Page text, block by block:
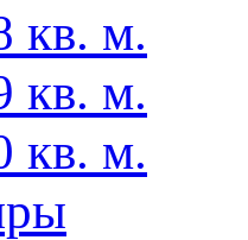
кв. м.
кв. м.
кв. м.